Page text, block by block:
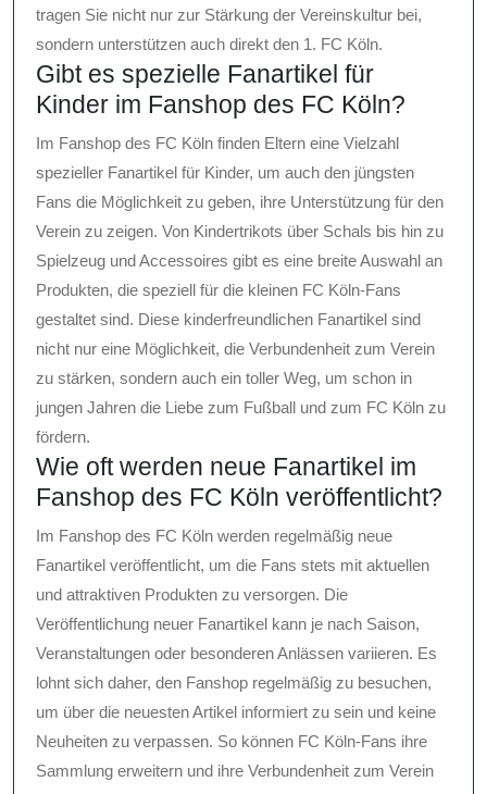
tragen Sie nicht nur zur Stärkung der Vereinskultur bei,
sondern unterstützen auch direkt den 1. FC Köln.
Gibt es spezielle Fanartikel für
Kinder im Fanshop des FC Köln?
Im Fanshop des FC Köln finden Eltern eine Vielzahl
spezieller Fanartikel für Kinder, um auch den jüngsten
Fans die Möglichkeit zu geben, ihre Unterstützung für den
Verein zu zeigen. Von Kindertrikots über Schals bis hin zu
Spielzeug und Accessoires gibt es eine breite Auswahl an
Produkten, die speziell für die kleinen FC Köln-Fans
gestaltet sind. Diese kinderfreundlichen Fanartikel sind
nicht nur eine Möglichkeit, die Verbundenheit zum Verein
zu stärken, sondern auch ein toller Weg, um schon in
jungen Jahren die Liebe zum Fußball und zum FC Köln zu
fördern.
Wie oft werden neue Fanartikel im
Fanshop des FC Köln veröffentlicht?
Im Fanshop des FC Köln werden regelmäßig neue
Fanartikel veröffentlicht, um die Fans stets mit aktuellen
und attraktiven Produkten zu versorgen. Die
Veröffentlichung neuer Fanartikel kann je nach Saison,
Veranstaltungen oder besonderen Anlässen variieren. Es
lohnt sich daher, den Fanshop regelmäßig zu besuchen,
um über die neuesten Artikel informiert zu sein und keine
Neuheiten zu verpassen. So können FC Köln-Fans ihre
Sammlung erweitern und ihre Verbundenheit zum Verein